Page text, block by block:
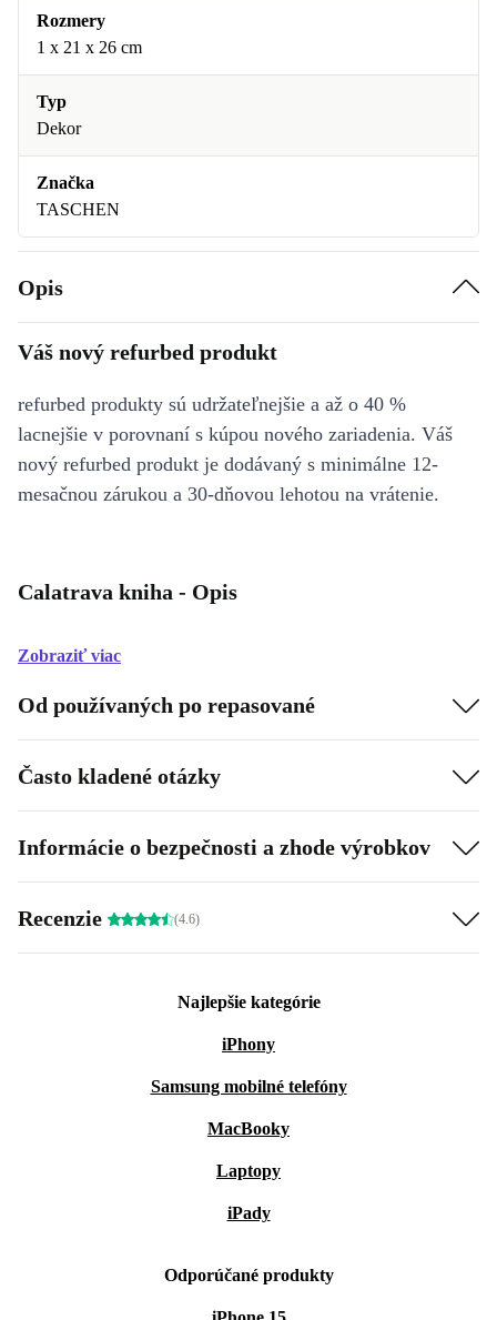
Rozmery
1 x 21 x 26 cm
Typ
Dekor
Značka
TASCHEN
Opis
Váš nový refurbed produkt
refurbed produkty sú udržateľnejšie a až o 40 %
lacnejšie v porovnaní s kúpou nového zariadenia. Váš
nový refurbed produkt je dodávaný s minimálne 12-
mesačnou zárukou a 30-dňovou lehotou na vrátenie.
Calatrava kniha - Opis
Zobraziť viac
Od používaných po repasované
Často kladené otázky
Informácie o bezpečnosti a zhode výrobkov
Recenzie (4.6)
Najlepšie kategórie
iPhony
Samsung mobilné telefóny
MacBooky
Laptopy
iPady
Odporúčané produkty